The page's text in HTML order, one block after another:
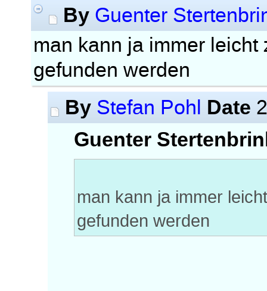
By Guenter
man kann ja immer
gefunden werden
By Stefan Pohl Date
Guenter
man kann ja immer
gefunden werden